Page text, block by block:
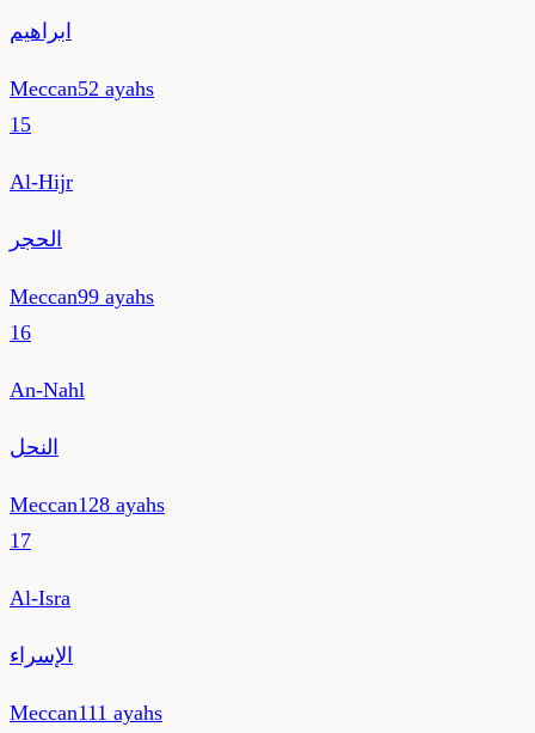
ابراهيم
Meccan52 ayahs
15
Al-Hijr
الحجر
Meccan99 ayahs
16
An-Nahl
النحل
Meccan128 ayahs
17
Al-Isra
الإسراء
Meccan111 ayahs